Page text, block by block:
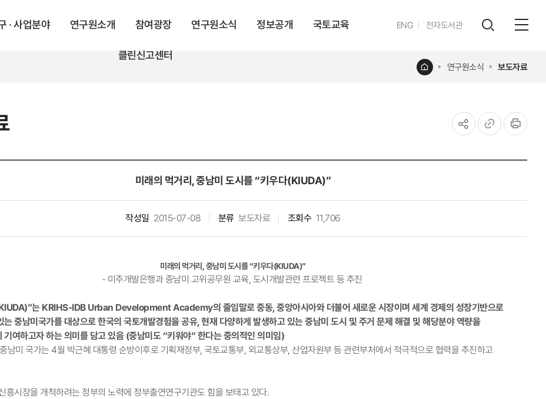
· 사업분야 연구원소개 참여광장 연구원소식 정보공개 국토교육
클린신고센터
ENG영문전자도서관
레이어
홈 연구원소식 보도자료
미래의 먹거리, 중남미 도시를 “키우다(KIUDA)”
작성일 2015-07-08 분류 보도자료 조회수 11,706
미래의 먹거리, 중남미 도시를 “키우다(KIUDA)”
- 미주개발은행과 중남미 고위공무원 교육, 도시개발관련 프로젝트 등 추진
는 KRIHS-IDB Urban Development Academy의 줄임말로 중동, 중앙아시아와 더불어 새로운 시장이며 세계 경제의 성장기반으로
는 중남미국가를 대상으로 한국의 국토개발경험을 공유, 현재 다양하게 발생하고 있는 중남미 도시 및 주거 문제 해결 및 해당분야 역량을
기여하고자 하는 의미를 담고 있음 (중남미도 “키워야” 한다는 중의적인 의미임)
남미 국가는 4월 박근혜 대통령 순방이후로 기획재정부, 국토교통부, 외교통상부, 산업자원부 등 관련부처에서 적극적으로 협력을 추진하고
흥시장을 개척하려는 정부의 노력에 정부출연연구기관도 힘을 보태고 있다.